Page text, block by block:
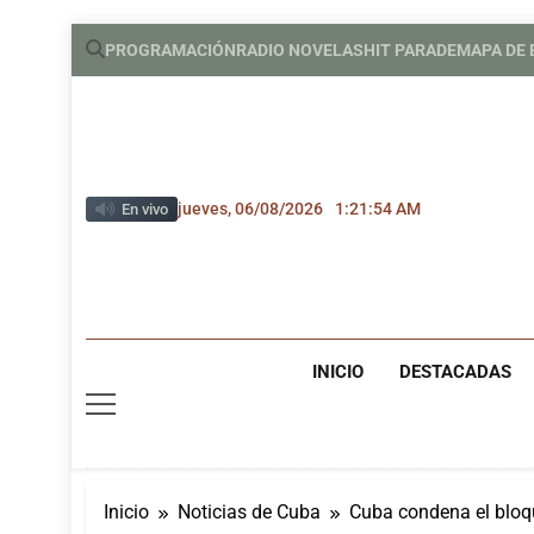
Saltar
PROGRAMACIÓNRADIO NOVELASHIT PARADEMAPA DE
En vivo jueves, 06/08/2026 1:21:55 AM
INICIO DESTACADAS
Inicio Noticias de Cuba Cuba condena el